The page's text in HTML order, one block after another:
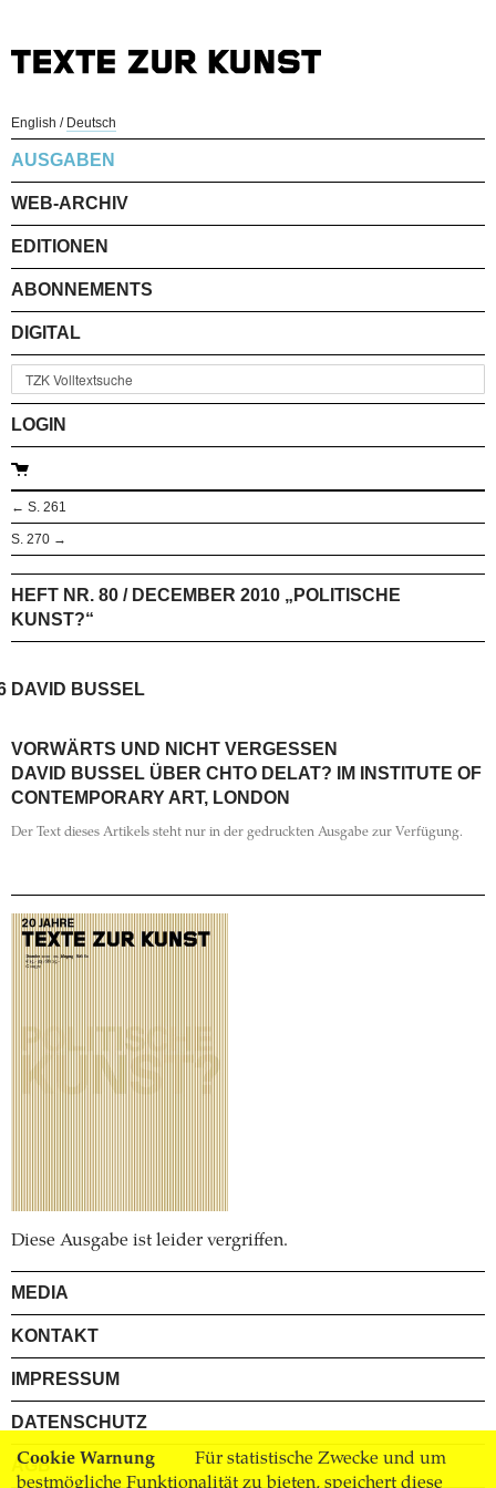
Cookie Warnung
Für statistische Zwecke und um
bestmögliche Funktionalität zu bieten, speichert diese
English / Deutsch
AUSGABEN
WEB-ARCHIV
EDITIONEN
ABONNEMENTS
DIGITAL
LOGIN
← S. 261
S. 270 →
HEFT NR. 80 / DECEMBER 2010 „POLITISCHE
KUNST?“
DAVID BUSSEL
VORWÄRTS UND NICHT VERGESSEN
DAVID BUSSEL ÜBER CHTO DELAT? IM INSTITUTE OF
CONTEMPORARY ART, LONDON
Der Text dieses Artikels steht nur in der gedruckten Ausgabe zur Verfügung.
Diese Ausgabe ist leider vergriffen.
MEDIA
KONTAKT
IMPRESSUM
DATENSCHUTZ
AGB